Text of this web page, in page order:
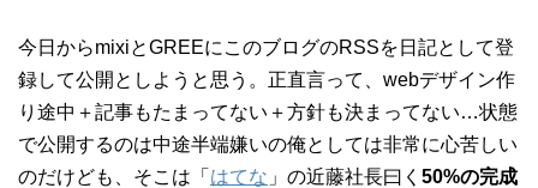
今日からmixiとGREEにこのブログのRSSを日記として登
録して公開としようと思う。正直言って、webデザイン作
り途中＋記事もたまってない＋方針も決まってない…状態
で公開するのは中途半端嫌いの俺としては非常に心苦しい
のだけども、そこは「 はてな 」の近藤社長曰く 50%の完成